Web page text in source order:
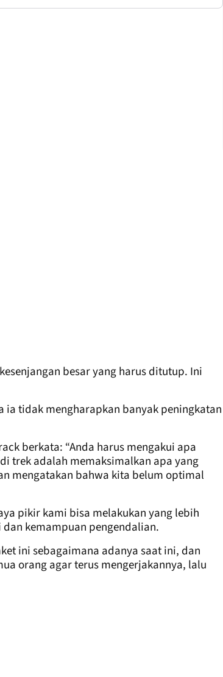
besar yang harus ditutup. Ini
ia tidak mengharapkan banyak peningkatan
berkata: “Anda harus mengakui apa
trek adalah memaksimalkan apa yang
mengatakan bahwa kita belum optimal
pikir kami bisa melakukan yang lebih
kemampuan pengendalian.
ini sebagaimana adanya saat ini, dan
orang agar terus mengerjakannya, lalu